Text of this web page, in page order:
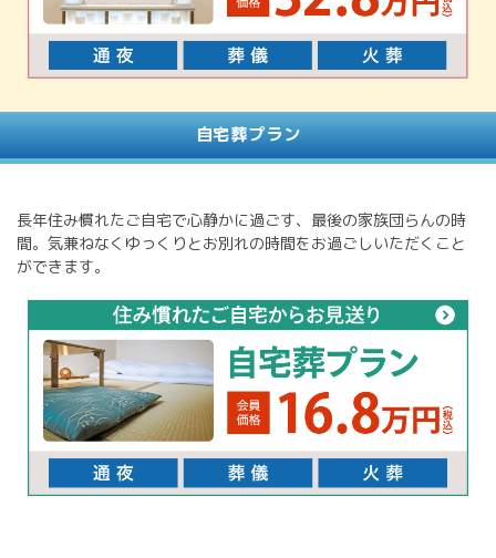
自宅葬プラン
長年住み慣れたご自宅で心静かに過ごす、最後の家族団らんの時
間。気兼ねなくゆっくりとお別れの時間をお過ごしいただくこと
ができます。